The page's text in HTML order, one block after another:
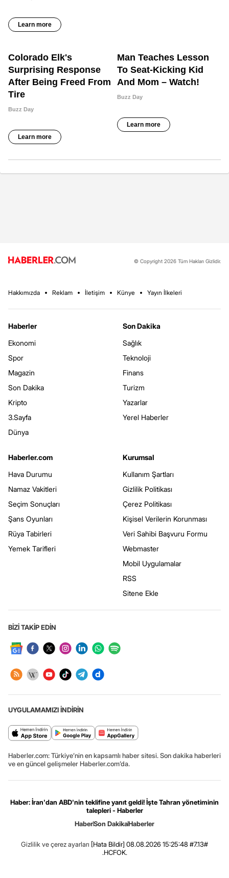
© Copyright 2026 Tüm Hakları Gizlidir.
Hakkımızda Reklam İletişim Künye Yayın İlkeleri
Haberler
Ekonomi
Spor
Magazin
Son Dakika
Kripto
3.Sayfa
Dünya
Son Dakika
Sağlık
Teknoloji
Finans
Turizm
Yazarlar
Yerel Haberler
Haberler.com
Hava Durumu
Namaz Vakitleri
Seçim Sonuçları
Şans Oyunları
Rüya Tabirleri
Yemek Tarifleri
Kurumsal
Kullanım Şartları
Gizlilik Politikası
Çerez Politikası
Kişisel Verilerin Korunması
Veri Sahibi Başvuru Formu
Webmaster
Mobil Uygulamalar
RSS
Sitene Ekle
BİZİ TAKİP EDİN
UYGULAMAMIZI İNDİRİN
Haberler.com: Türkiye’nin en kapsamlı haber sitesi. Son dakika haberleri
ve en güncel gelişmeler Haberler.com’da.
Haber: İran'dan ABD'nin teklifine yanıt geldi! İşte Tahran yönetiminin
talepleri - Haberler
HaberSon DakikaHaberler
Gizlilik ve çerez ayarları [Hata Bildir] 08.08.2026 15:25:48 #7.13#
.HCFOK.